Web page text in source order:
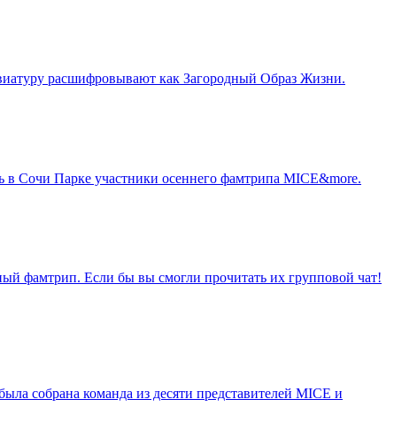
расшифровывают как Загородный Образ Жизни.
в Сочи Парке участники осеннего фамтрипа MICE&more.
фамтрип. Если бы вы смогли прочитать их групповой чат!
собрана команда из десяти представителей MICE и